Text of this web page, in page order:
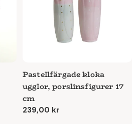
Pastellfärgade kloka
ugglor, porslinsfigurer 17
cm
Ordinarie
239,00 kr